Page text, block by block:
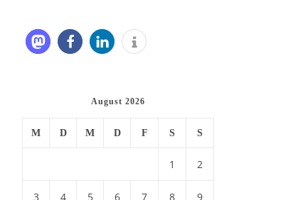
August 2026
M D M D F S S
1 2
3 4 5 6 7 8 9